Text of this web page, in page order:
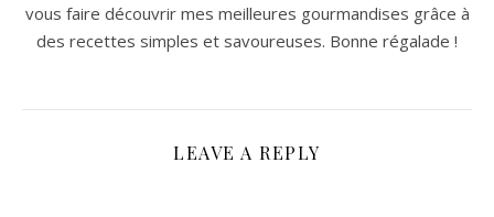
vous faire découvrir mes meilleures gourmandises grâce à
des recettes simples et savoureuses. Bonne régalade !
LEAVE A REPLY